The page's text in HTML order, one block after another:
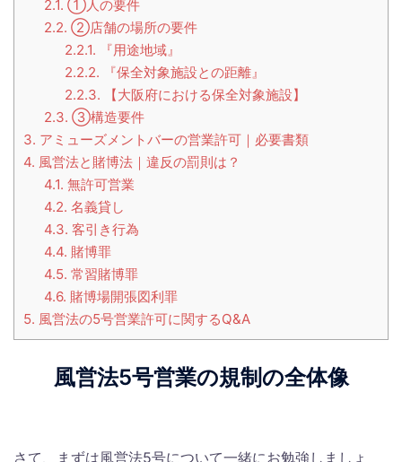
2.1. ①人の要件
2.2. ②店舗の場所の要件
2.2.1. 『用途地域』
2.2.2. 『保全対象施設との距離』
2.2.3. 【大阪府における保全対象施設】
2.3. ③構造要件
3. アミューズメントバーの営業許可｜必要書類
4. 風営法と賭博法｜違反の罰則は？
4.1. 無許可営業
4.2. 名義貸し
4.3. 客引き行為
4.4. 賭博罪
4.5. 常習賭博罪
4.6. 賭博場開張図利罪
5. 風営法の5号営業許可に関するQ&A
風営法5号営業の規制の全体像
さて、まずは風営法5号について一緒にお勉強しましょ